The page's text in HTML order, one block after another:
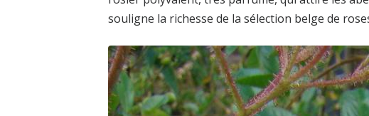
souligne la richesse de la sélection belge de